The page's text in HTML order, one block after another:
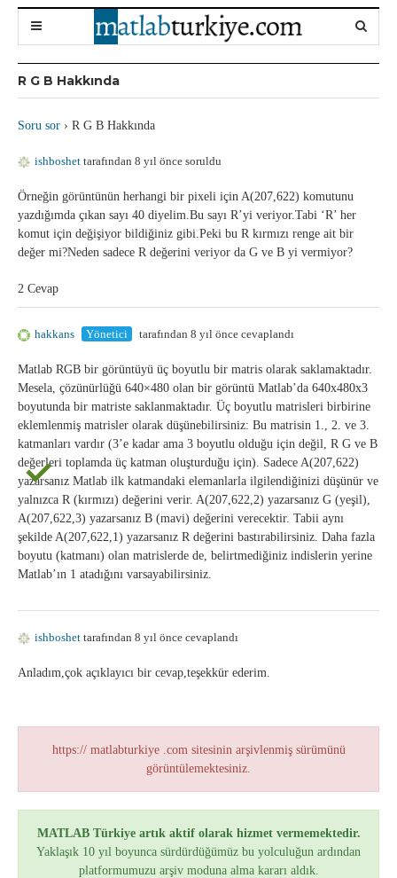
R G B Hakkında
Soru sor › R G B Hakkında
ishboshet tarafından 8 yıl önce soruldu
Örneğin görüntünün herhangi bir pixeli için A(207,622) komutunu
yazdığımda çıkan sayı 40 diyelim.Bu sayı R’yi veriyor.Tabi ‘R’ her
komut için değişiyor bildiğiniz gibi.Peki bu R kırmızı renge ait bir
değer mi?Neden sadece R değerini veriyor da G ve B yi vermiyor?
2 Cevap
hakkans Yönetici tarafından 8 yıl önce cevaplandı
Matlab RGB bir görüntüyü üç boyutlu bir matris olarak saklamaktadır.
Mesela, çözünürlüğü 640×480 olan bir görüntü Matlab’da 640x480x3
boyutunda bir matriste saklanmaktadır. Üç boyutlu matrisleri birbirine
eklemlenmiş matrisler olarak düşünebilirsiniz: Bu matrisin 1., 2. ve 3.
katmanları vardır (3’e kadar ama 3 boyutlu olduğu için değil, R G ve B
değerleri toplamda üç katman oluşturduğu için). Sadece A(207,622)
yazarsanız Matlab ilk katmandaki elemanlarla ilgilendiğinizi düşünür ve
yalnızca R (kırmızı) değerini verir. A(207,622,2) yazarsanız G (yeşil),
A(207,622,3) yazarsanız B (mavi) değerini verecektir. Tabii aynı
şekilde A(207,622,1) yazarsanız R değerini bastırabilirsiniz. Daha fazla
boyutu (katmanı) olan matrislerde de, belirtmediğiniz indislerin yerine
Matlab’ın 1 atadığını varsayabilirsiniz.
ishboshet tarafından 8 yıl önce cevaplandı
Anladım,çok açıklayıcı bir cevap,teşekkür ederim.
https:// matlabturkiye .com sitesinin arşivlenmiş sürümünü
görüntülemektesiniz.
MATLAB Türkiye artık aktif olarak hizmet vermemektedir.
Yaklaşık 10 yıl boyunca sürdürdüğümüz bu yolculuğun ardından
platformumuzu arşiv moduna alma kararı aldık.